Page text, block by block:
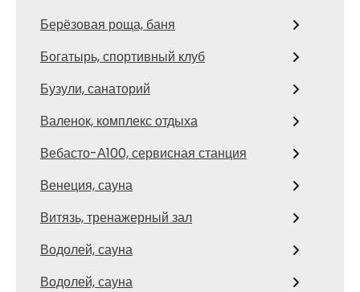
Берёзовая роща, баня
Богатырь, спортивный клуб
Бузули, санаторий
Валенок, комплекс отдыха
Вебасто-А100, сервисная станция
Венеция, сауна
Витязь, тренажерный зал
Водолей, сауна
Водолей, сауна